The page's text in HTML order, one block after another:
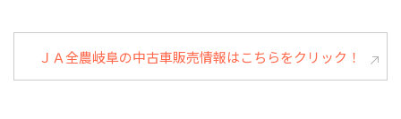
ＪＡ全農岐阜の中古車販売情報はこちらをクリック！